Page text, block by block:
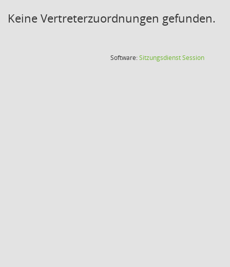
Keine Vertreterzuordnungen gefunden.
Software:SitzungsdienstSession(Wird in